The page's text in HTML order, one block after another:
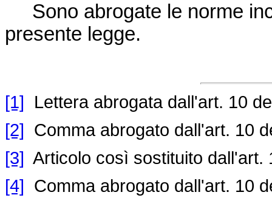
Sono abrogate le norme
presente legge.
[1] Lettera abrogata dall'art. 10
[2] Comma abrogato dall'art. 10
[3] Articolo così sostituito dall'art.
[4] Comma abrogato dall'art. 10